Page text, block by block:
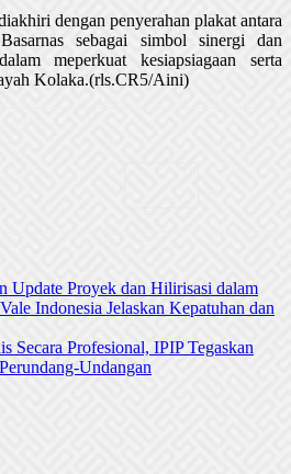
dengan penyerahan plakat antara
sebagai simbol sinergi dan
meperkuat kesiapsiagaan serta
Kolaka.(rls.CR5/Aini)
Update Proyek dan Hilirisasi dalam
Indonesia Jelaskan Kepatuhan dan
Secara Profesional, IPIP Tegaskan
Undangan